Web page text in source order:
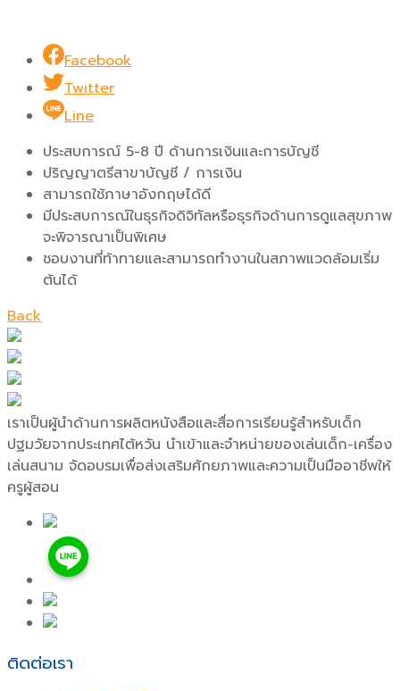
Facebook
Twitter
Line
ประสบการณ์ 5-8 ปี ด้านการเงินและการบัญชี
ปริญญาตรีสาขาบัญชี / การเงิน
สามารถใช้ภาษาอังกฤษได้ดี
มีประสบการณ์ในธุรกิจดิจิทัลหรือธุรกิจด้านการดูแลสุขภาพ
จะพิจารณาเป็นพิเศษ
ชอบงานที่ท้าทายและสามารถทำงานในสภาพแวดล้อมเริ่ม
ต้นได้
Back
เราเป็นผู้นำด้านการผลิตหนังสือและสื่อการเรียนรู้สำหรับเด็ก
ปฐมวัยจากประเทศไต้หวัน นำเข้าและจำหน่ายของเล่นเด็ก-เครื่อง
เล่นสนาม จัดอบรมเพื่อส่งเสริมศักยภาพและความเป็นมืออาชีพให้
ครูผู้สอน
ติดต่อเรา